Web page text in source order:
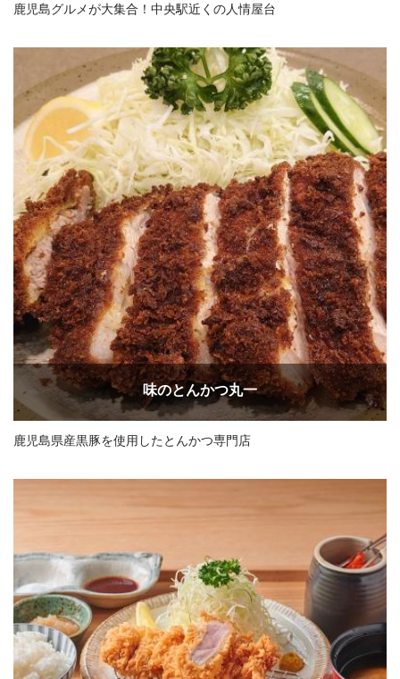
鹿児島グルメが大集合！中央駅近くの人情屋台
味のとんかつ丸一
鹿児島県産黒豚を使用したとんかつ専門店